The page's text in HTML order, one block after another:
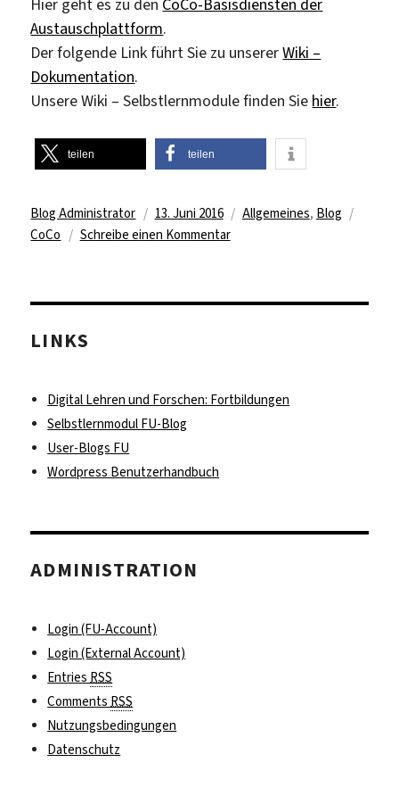
Hier geht es zu den CoCo-Basisdiensten der
Austauschplattform.
Der folgende Link führt Sie zu unsererWiki –
Dokumentation.
Unsere Wiki – Selbstlernmodule finden Sie hier.
teilen teilen
Autor
Blog Administrator
Veröffentlicht
am
13. Juni 2016 Kategorien
Allgemeines, Blog
CoCo
Schreibe einen Kommentarzu
zur
Arbeitsgruppen
LINKS
Digital Lehren und Forschen: Fortbildungen
Selbstlernmodul FU-Blog
User-Blogs FU
Wordpress Benutzerhandbuch
ADMINISTRATION
Login (FU-Account)
Login (External Account)
Entries RSS
Comments RSS
Nutzungsbedingungen
Datenschutz